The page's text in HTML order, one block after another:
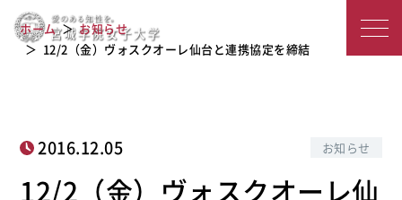
城
12/2（金）ヴォスクオーレ仙台と連携
協定を締結
ホーム
お知らせ
12/2（金）ヴォスクオーレ仙台と連携協定を締結
2016.12.05 お知らせ
12/2（金）ヴォスクオーレ仙